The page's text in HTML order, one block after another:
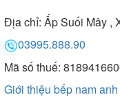
Địa chỉ: Ấp Suối Mây ,
03995.888.90
Mã số thuế:
Giới thiệu bếp nam